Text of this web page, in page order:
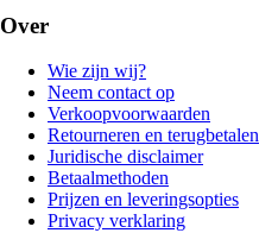
Over
Wie zijn wij?
Neem contact op
Verkoopvoorwaarden
Retourneren en terugbetalen
Juridische disclaimer
Betaalmethoden
Prijzen en leveringsopties
Privacy verklaring